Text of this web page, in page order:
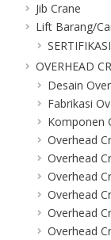
Jib Crane
Lift Barang/
OVERHEAD
Desain
Fabrikasi
Komponen
Overhead
Overhead
Overhead
Overhead
Overhead
Overhead